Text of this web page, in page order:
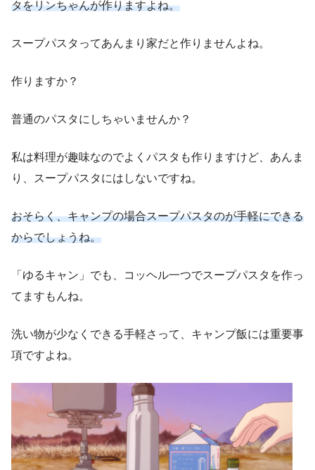
タをリンちゃんが作りますよね。
スープパスタってあんまり家だと作りませんよね。
作りますか？
普通のパスタにしちゃいませんか？
私は料理が趣味なのでよくパスタも作りますけど、あんま
り、スープパスタにはしないですね。
おそらく、キャンプの場合スープパスタのが手軽にできる
からでしょうね。
「ゆるキャン」でも、コッヘル一つでスープパスタを作っ
てますもんね。
洗い物が少なくできる手軽さって、キャンプ飯には重要事
項ですよね。